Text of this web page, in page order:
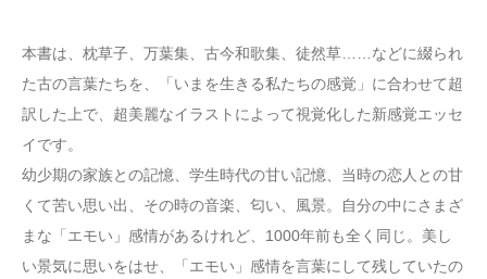
本書は、枕草子、万葉集、古今和歌集、徒然草……などに綴られ
た古の言葉たちを、「いまを生きる私たちの感覚」に合わせて超
訳した上で、超美麗なイラストによって視覚化した新感覚エッセ
イです。
幼少期の家族との記憶、学生時代の甘い記憶、当時の恋人との甘
くて苦い思い出、その時の音楽、匂い、風景。自分の中にさまざ
まな「エモい」感情があるけれど、1000年前も全く同じ。美し
い景気に思いをはせ、「エモい」感情を言葉にして残していたの